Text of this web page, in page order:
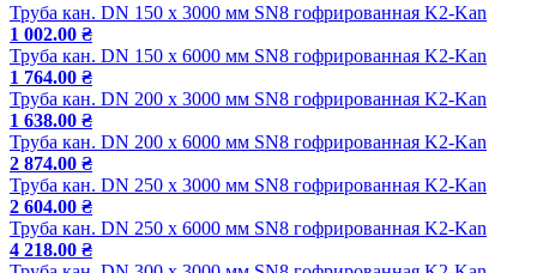
Труба кан. DN 150 x 3000 мм SN8 гофрированная K2-Kan
1 002.00 ₴
Труба кан. DN 150 x 6000 мм SN8 гофрированная K2-Kan
1 764.00 ₴
Труба кан. DN 200 x 3000 мм SN8 гофрированная K2-Kan
1 638.00 ₴
Труба кан. DN 200 x 6000 мм SN8 гофрированная K2-Kan
2 874.00 ₴
Труба кан. DN 250 x 3000 мм SN8 гофрированная K2-Kan
2 604.00 ₴
Труба кан. DN 250 x 6000 мм SN8 гофрированная K2-Kan
4 218.00 ₴